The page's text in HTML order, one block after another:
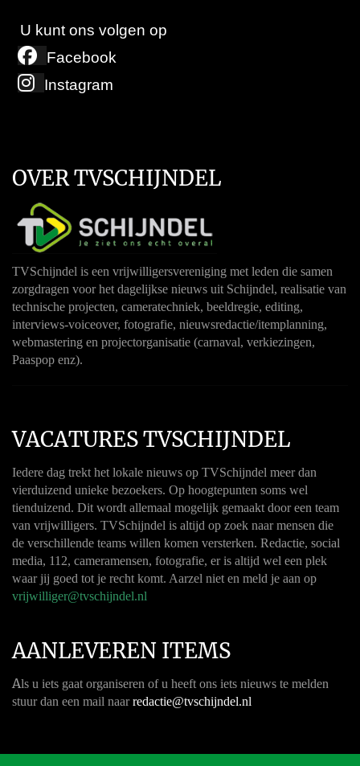
U kunt ons volgen op
Facebook
Instagram
OVER TVSCHIJNDEL
TVSchijndel is een vrijwilligersvereniging met leden die samen
zorgdragen voor het dagelijkse nieuws uit Schijndel, realisatie van
technische projecten, cameratechniek, beeldregie, editing,
interviews-voiceover, fotografie, nieuwsredactie/itemplanning,
webmastering en projectorganisatie (carnaval, verkiezingen,
Paaspop enz).
VACATURES TVSCHIJNDEL
Iedere dag trekt het lokale nieuws op TVSchijndel meer dan
vierduizend unieke bezoekers. Op hoogtepunten soms wel
tienduizend. Dit wordt allemaal mogelijk gemaakt door een team
van vrijwilligers. TVSchijndel is altijd op zoek naar mensen die
de verschillende teams willen komen versterken. Redactie, social
media, 112, cameramensen, fotografie, er is altijd wel een plek
waar jij goed tot je recht komt. Aarzel niet en meld je aan op
vrijwilliger@tvschijndel.nl
AANLEVEREN ITEMS
Als u iets gaat organiseren of u heeft ons iets nieuws te melden
stuur dan een mail naar redactie@tvschijndel.nl